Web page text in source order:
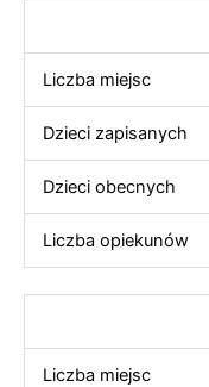
Liczba miejsc
Dzieci zapisanych
Dzieci obecnych
Liczba opiekunów
Liczba miejsc